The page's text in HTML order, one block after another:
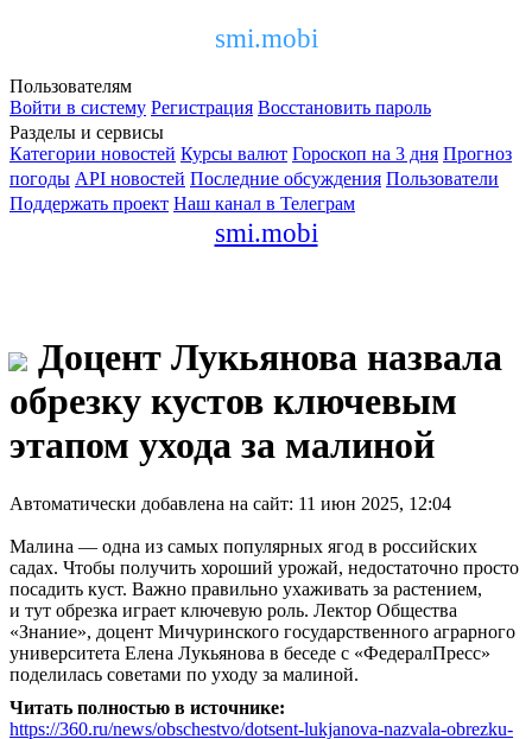
smi.mobi
Пользователям
Войти в систему Регистрация Восстановить пароль
Разделы и сервисы
Категории новостей Курсы валют Гороскоп на 3 дня Прогноз
погоды API новостей Последние обсуждения Пользователи
Поддержать проект Наш канал в Телеграм
smi.mobi
Доцент Лукьянова назвала
обрезку кустов ключевым
этапом ухода за малиной
Автоматически добавлена на сайт: 11 июн 2025, 12:04
Малина — одна из самых популярных ягод в российских
садах. Чтобы получить хороший урожай, недостаточно просто
посадить куст. Важно правильно ухаживать за растением,
и тут обрезка играет ключевую роль. Лектор Общества
«Знание», доцент Мичуринского государственного аграрного
университета Елена Лукьянова в беседе с «ФедералПресс»
поделилась советами по уходу за малиной.
Читать полностью в источнике:
https://360.ru/news/obschestvo/dotsent-lukjanova-nazvala-obrezku-